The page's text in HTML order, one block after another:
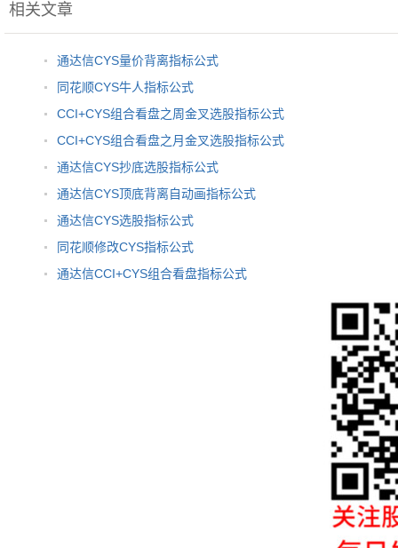
相关文章
通达信CYS量价背离指标公式
同花顺CYS牛人指标公式
CCI+CYS组合看盘之周金叉选股指标公式
CCI+CYS组合看盘之月金叉选股指标公式
通达信CYS抄底选股指标公式
通达信CYS顶底背离自动画指标公式
通达信CYS选股指标公式
同花顺修改CYS指标公式
通达信CCI+CYS组合看盘指标公式